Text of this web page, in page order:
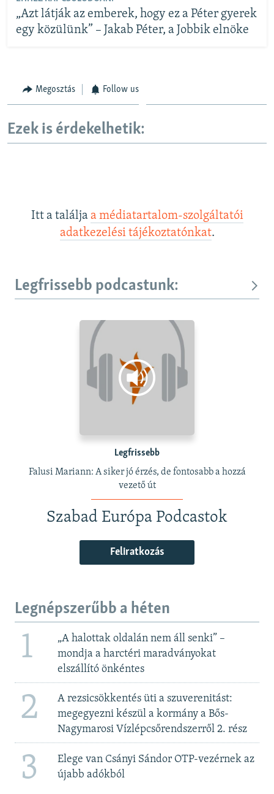
„Azt látják az emberek, hogy ez a Péter gyerek
egy közülünk” – Jakab Péter, a Jobbik elnöke
Megosztás Follow us
Ezek is érdekelhetik:
Itt a találja a médiatartalom-szolgáltatói
adatkezelési tájékoztatónkat.
Legfrissebb podcastunk:
Legfrissebb
Falusi Mariann: A siker jó érzés, de fontosabb a hozzá
vezető út
Szabad Európa Podcastok
Feliratkozás
Legnépszerűbb a héten
1
„A halottak oldalán nem áll senki” –
mondja a harctéri maradványokat
elszállító önkéntes
2
A rezsicsökkentés üti a szuverenitást:
megegyezni készül a kormány a Bős-
Nagymarosi Vízlépcsőrendszerről 2. rész
3
Elege van Csányi Sándor OTP-vezérnek az
újabb adókból